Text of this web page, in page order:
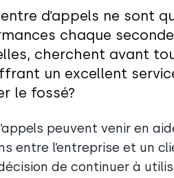
d’appels ne sont
chaque
cherchent avant
un excellent
le fossé?
peuvent venir en
entre l’entreprise et un
de continuer à